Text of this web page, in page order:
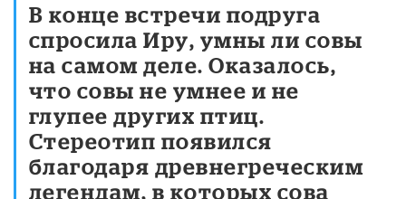
В конце встречи подруга
спросила Иру, умны ли совы
на самом деле. Оказалось,
что совы не умнее и не
глупее других птиц.
Стереотип появился
благодаря древнегреческим
легендам, в которых сова